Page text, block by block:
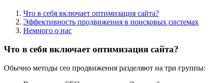
Что в себя включает оптимизация сайта?
Эффективность продвижения в поисковых системах
Немного о нас
Что в себя включает оптимизация сайта?
Обычно методы сео продвижения разделяют на три группы: